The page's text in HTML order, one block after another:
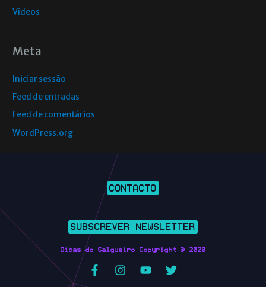
Vídeos
Meta
Iniciar sessão
Feed de entradas
Feed de comentários
WordPress.org
CONTACTO
SUBSCREVER NEWSLETTER
Dicas do Salgueiro Copyright © 2020